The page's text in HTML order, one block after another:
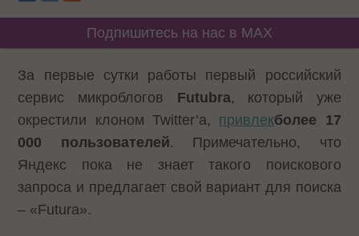
Подпишитесь на нас в MAX
За первые сутки работы первый российский
сервис микроблогов Futubra, который уже
окрестили клоном Twitter’а, привлекболее 17
000 пользователей. Примечательно, что
Яндекс пока не знает такого поискового
запроса и предлагает свой вариант для поиска
– «Futura».